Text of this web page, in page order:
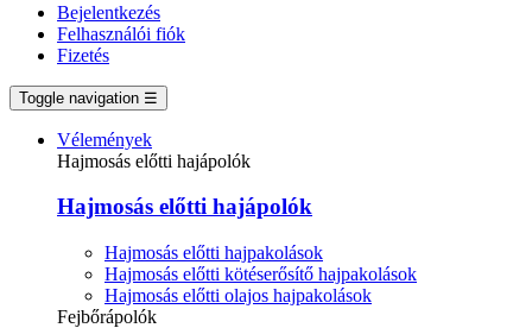
Bejelentkezés
Felhasználói fiók
Fizetés
Toggle navigation ☰
Vélemények
Hajmosás előtti hajápolók
Hajmosás előtti hajápolók
Hajmosás előtti hajpakolások
Hajmosás előtti kötéserősítő hajpakolások
Hajmosás előtti olajos hajpakolások
Fejbőrápolók